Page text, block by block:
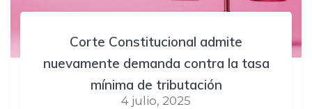
Corte Constitucional admite
nuevamente demanda contra la tasa
mínima de tributación
4 julio, 2025